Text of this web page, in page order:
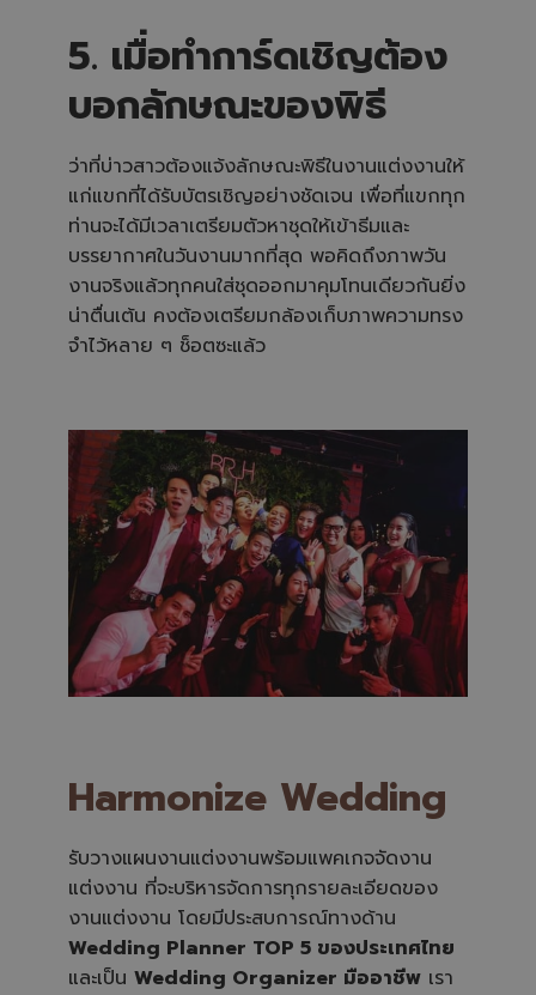
‍5. เมื่อทำการ์ดเชิญต้อง
บอกลักษณะของพิธี
ว่าที่บ่าวสาวต้องแจ้งลักษณะพิธีในงานแต่งงานให้
แก่แขกที่ได้รับบัตรเชิญอย่างชัดเจน เพื่อที่แขกทุก
ท่านจะได้มีเวลาเตรียมตัวหาชุดให้เข้าธีมและ
บรรยากาศในวันงานมากที่สุด พอคิดถึงภาพวัน
งานจริงแล้วทุกคนใส่ชุดออกมาคุมโทนเดียวกันยิ่ง
น่าตื่นเต้น คงต้องเตรียมกล้องเก็บภาพความทรง
จำไว้หลาย ๆ ช็อตซะแล้ว
Harmonize Wedding
รับวางแผนงานแต่งงานพร้อมแพคเกจจัดงาน
แต่งงาน ที่จะบริหารจัดการทุกรายละเอียดของ
งานแต่งงาน โดยมีประสบการณ์ทางด้าน
Wedding Planner TOP 5 ของประเทศไทย
และเป็น Wedding Organizer มืออาชีพเรา